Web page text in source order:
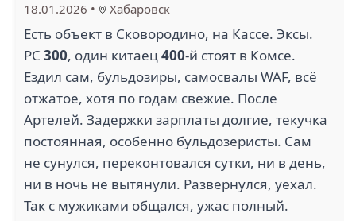
18.01.2026 • Хабаровск
Есть объект в Сковородино, на Кассе. Эксы.
РС 300, один китаец400-й стоят в Комсе.
Ездил сам, бульдозиры, самосвалы WAF, всё
отжатое, хотя по годам свежие. После
Артелей. Задержки зарплаты долгие, текучка
постоянная, особенно бульдозеристы. Сам
не сунулся, переконтовался сутки, ни в день,
ни в ночь не вытянули. Развернулся, уехал.
Так с мужиками общался, ужас полный.